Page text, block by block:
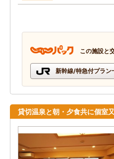
この施設と
新幹線/特急付プラン
貸切温泉と朝・夕食共に個室